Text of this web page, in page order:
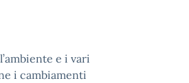
e i vari
i cambiamenti